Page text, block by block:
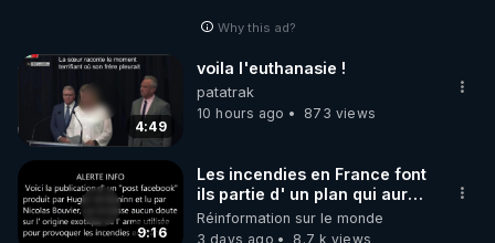
Why this ad?
4:49
voila l'euthanasie !
patatrak
10 hours ago
873 views
9:16
Les incendies en France font
ils partie d' un plan qui aurait
débuté le 11 septembre 2001
?
Réinformation sur le monde
3 days ago
8.7 k views